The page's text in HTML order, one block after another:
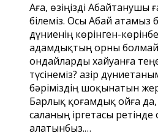
Аға, өзіңізді Абайтанушы
білеміз. Осы Абай атамыз
дүниенің көрінген-
адамдықтың орны
ондайларды хайуанға
түсінеміз? Қазір
бәріміздің шоқынатын
Барлық қоғамдық ойға да,
саланың іргетасы
алатынбыз.…